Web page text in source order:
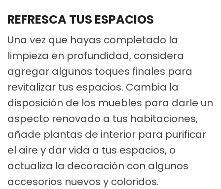
REFRESCA TUS ESPACIOS
Una vez que hayas completado la
limpieza en profundidad, considera
agregar algunos toques finales para
revitalizar tus espacios. Cambia la
disposición de los muebles para darle un
aspecto renovado a tus habitaciones,
añade plantas de interior para purificar
el aire y dar vida a tus espacios, o
actualiza la decoración con algunos
accesorios nuevos y coloridos.